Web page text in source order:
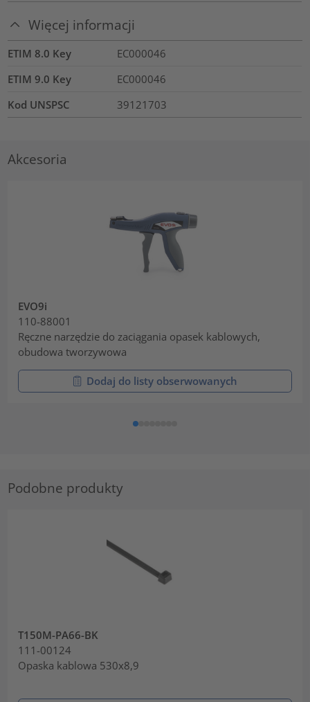
Więcej informacji
ETIM 8.0 Key
EC000046
ETIM 9.0 Key
EC000046
Kod UNSPSC
39121703
Akcesoria
EVO9i
110-88001
Ręczne narzędzie do zaciągania opasek kablowych,
obudowa tworzywowa
Dodaj do listy obserwowanych
Podobne produkty
T150M-PA66-BK
111-00124
Opaska kablowa 530x8,9